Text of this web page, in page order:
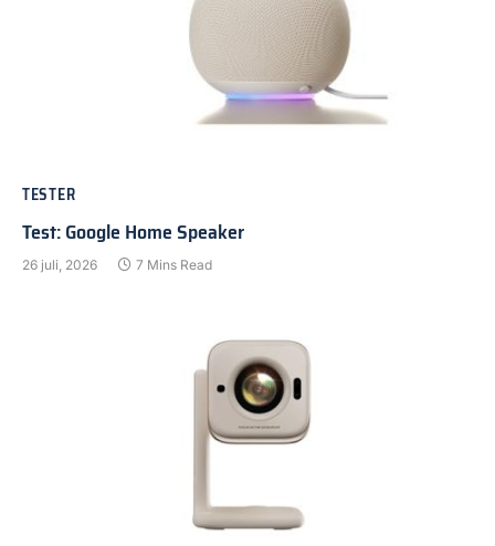
TESTER
Test: Google Home Speaker
26 juli, 2026 7 Mins Read